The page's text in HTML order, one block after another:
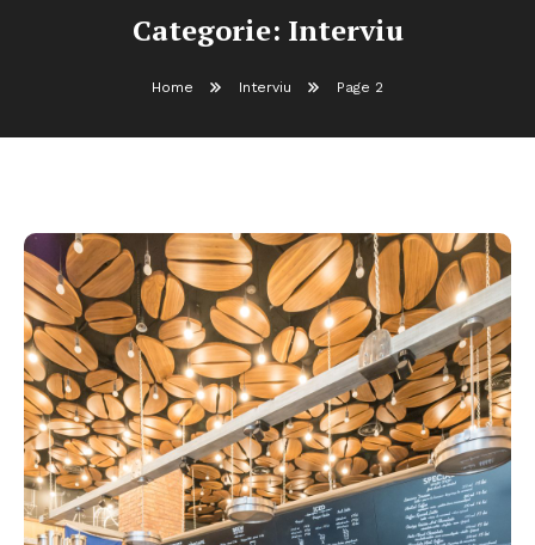
Categorie: Interviu
Home Interviu Page 2